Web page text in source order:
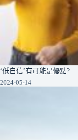
‘低自信’有可能是優點?
2024-05-14